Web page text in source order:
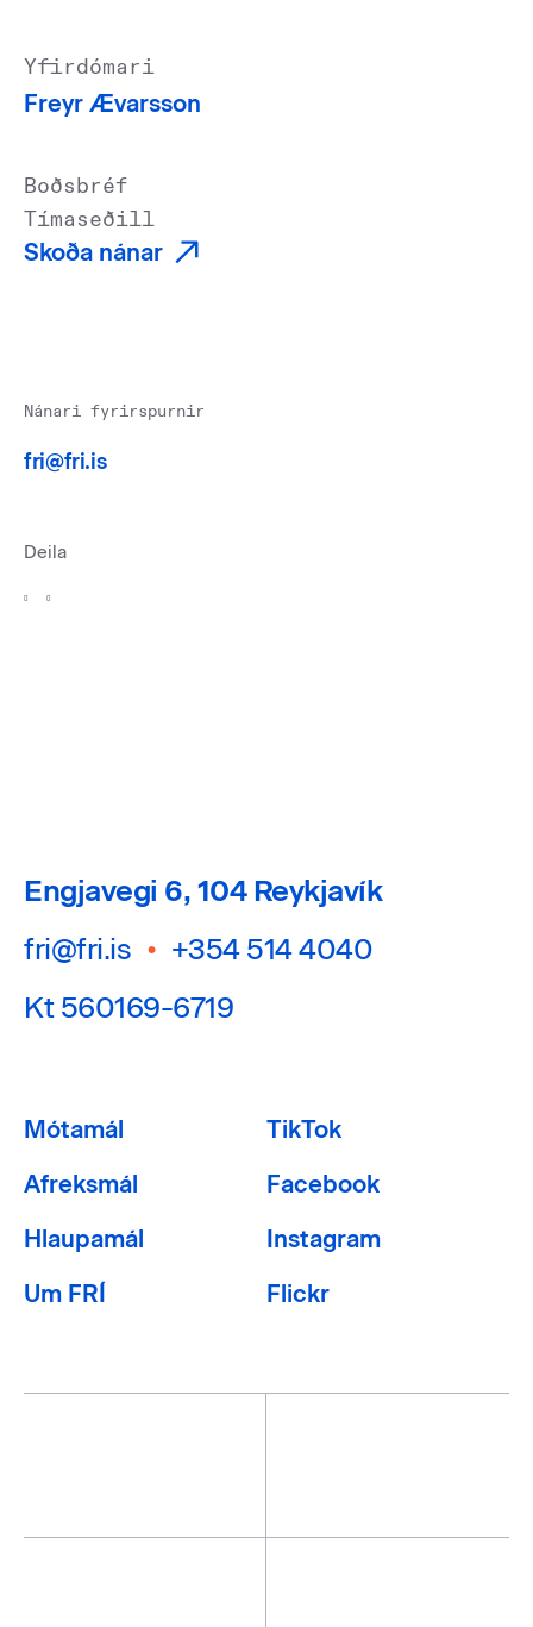
Yfirdómari
Freyr Ævarsson
Boðsbréf
Tímaseðill
Skoða nánar
Nánari fyrirspurnir
fri@fri.is
Deila
Engjavegi 6, 104 Reykjavík
fri@fri.is • +354 514 4040
Kt 560169-6719
Mótamál
Afreksmál
Hlaupamál
Um FRÍ
TikTok
Facebook
Instagram
Flickr